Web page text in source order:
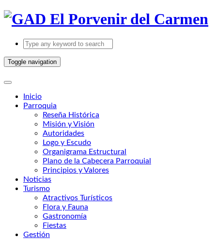
Toggle navigation
Inicio
Parroquia
Reseña Histórica
Misión y Visión
Autoridades
Logo y Escudo
Organigrama Estructural
Plano de la Cabecera Parroquial
Principios y Valores
Noticias
Turismo
Atractivos Turísticos
Flora y Fauna
Gastronomía
Fiestas
Gestión